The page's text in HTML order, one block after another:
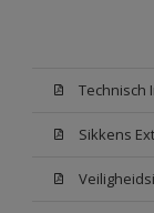
Technisch